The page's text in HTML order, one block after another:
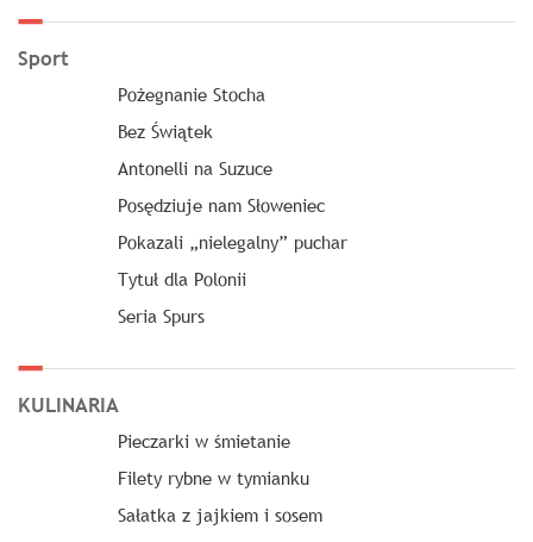
Sport
Pożegnanie Stocha
Bez Świątek
Antonelli na Suzuce
Posędziuje nam Słoweniec
Pokazali „nielegalny” puchar
Tytuł dla Polonii
Seria Spurs
KULINARIA
Pieczarki w śmietanie
Filety rybne w tymianku
Sałatka z jajkiem i sosem